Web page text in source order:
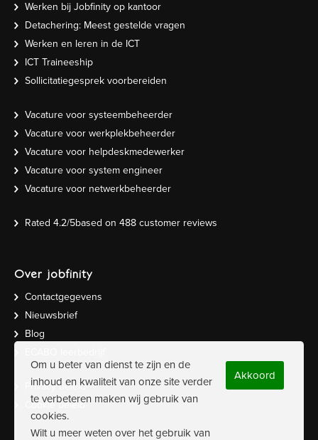
Werken bij Jobfinity op kantoor
Detachering: Meest gestelde vragen
Werken en leren in de ICT
ICT Traineeship
Sollicitatiegesprek voorbereiden
Vacature voor systeembeheerder
Vacature voor werkplekbeheerder
Vacature voor helpdeskmedewerker
Vacature voor system engineer
Vacature voor netwerkbeheerder
Rated 4.2/5based on 488 customer reviews
Over jobfinity
Contactgegevens
Nieuwsbrief
Blog
Privacy beleid
Cookie beleid
Om u beter van dienst te zijn en de
inhoud en kwaliteit van onze site verder
te verbeteren maken wij gebruik van
cookies.
Wilt u meer weten over het gebruik van
Akkoord